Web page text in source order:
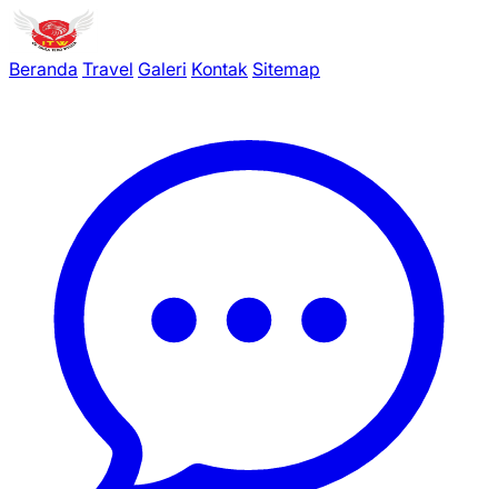
Beranda Travel Galeri Kontak Sitemap